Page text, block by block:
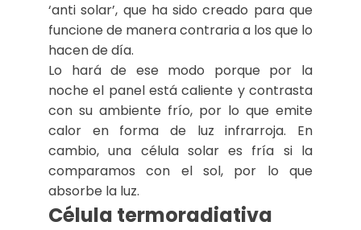
‘anti solar’, que ha sido creado para que
funcione de manera contraria a los que lo
hacen de día.
Lo hará de ese modo porque por la
noche el panel está caliente y contrasta
con su ambiente frío, por lo que emite
calor en forma de luz infrarroja. En
cambio, una célula solar es fría si la
comparamos con el sol, por lo que
absorbe la luz.
Célula termoradiativa